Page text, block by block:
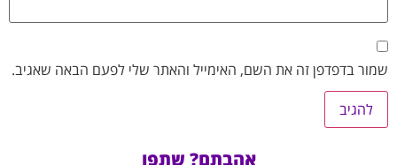
שמור בדפדפן זה את השם, האימייל והאתר שלי לפעם הבאה שאגיב.
אהבתם? שתפו